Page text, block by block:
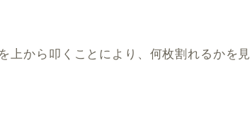
上から叩くことにより、何枚割れるかを見